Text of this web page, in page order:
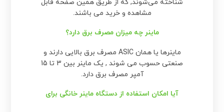
شناخته می‌شوند, که از طریق همین صفحه قابل
مشاهده و خرید می باشند.
ماینر چه میزان مصرف برق دارد؟
ماینرها یا همان ASIC مصرف برق بالایی دارند و
صنعتی حسوب می شوند , یک ماینر بین 3 تا 15
آمپر مصرف برق دارد.
آیا امکان استفاده از دستگاه ماینر خانگی برای